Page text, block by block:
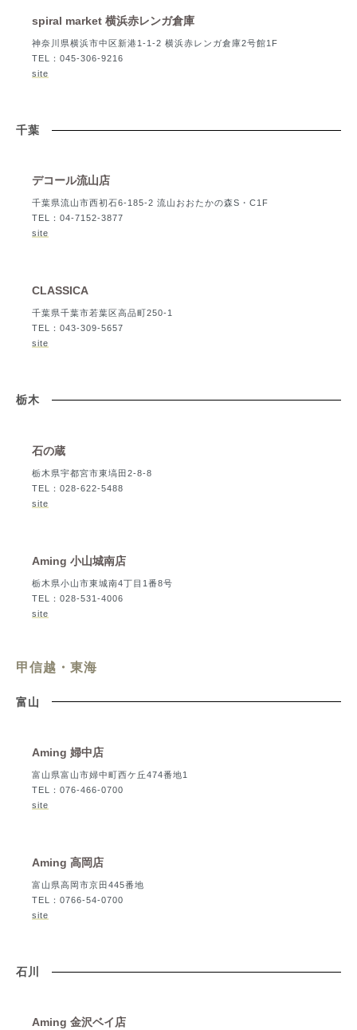
spiral market 横浜赤レンガ倉庫
神奈川県横浜市中区新港1-1-2 横浜赤レンガ倉庫2号館1F
TEL：045-306-9216
site
千葉
デコール流山店
千葉県流山市西初石6-185-2 流山おおたかの森S・C1F
TEL：04-7152-3877
site
CLASSICA
千葉県千葉市若葉区高品町250-1
TEL：043-309-5657
site
栃木
石の蔵
栃木県宇都宮市東塙田2-8-8
TEL：028-622-5488
site
Aming 小山城南店
栃木県小山市東城南4丁目1番8号
TEL：028-531-4006
site
甲信越・東海
富山
Aming 婦中店
富山県富山市婦中町西ケ丘474番地1
TEL：076-466-0700
site
Aming 高岡店
富山県高岡市京田445番地
TEL：0766-54-0700
site
石川
Aming 金沢ベイ店